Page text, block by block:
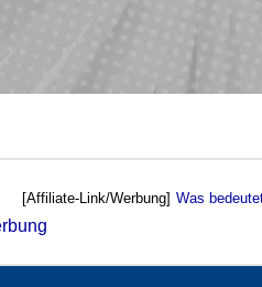
[Affiliate-Link/Werbung] Was